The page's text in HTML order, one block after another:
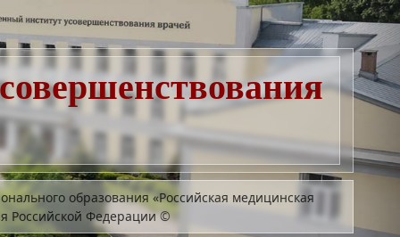
образования «Российская медицинская
Российской Федерации©